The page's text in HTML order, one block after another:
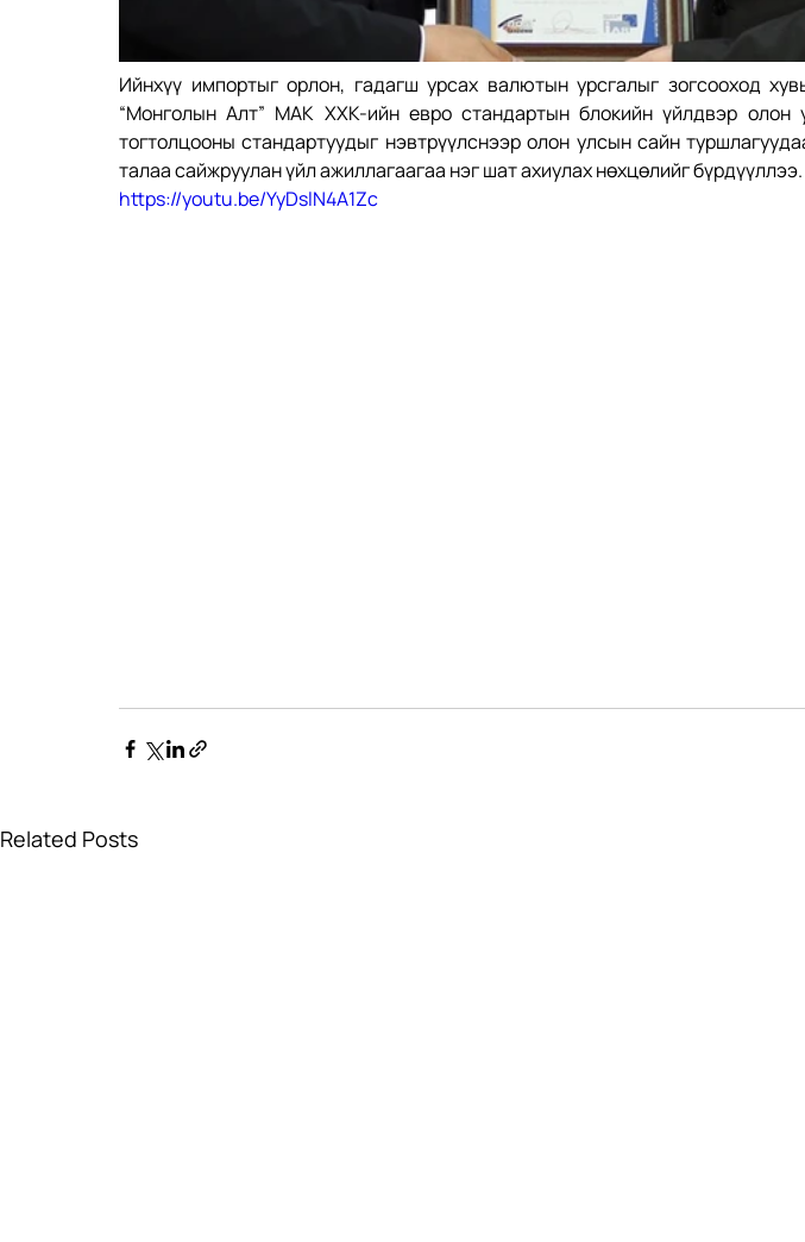
Ийнхүү импортыг орлон, гадагш урсах валютын урсгалыг зогсооход
“Монголын Алт” МАК ХХК-ийн евро стандартын блокийн үйлдвэр олон
тогтолцооны стандартуудыг нэвтрүүлснээр олон улсын сайн
талаа сайжруулан үйл ажиллагаагаа нэг шат ахиулах нөхцөлийг бүрдүүллээ.
https://youtu.be/YyDslN4A1Zc
Related Posts